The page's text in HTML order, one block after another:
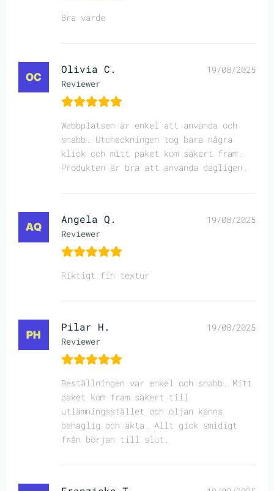
Bra värde
Olivia C.
Reviewer
19/08/2025
Webbplatsen är enkel att använda och
snabb. Utcheckningen tog bara några
klick och mitt paket kom säkert fram.
Produkten är bra att använda dagligen.
Angela Q.
Reviewer
19/08/2025
Riktigt fin textur
Pilar H.
Reviewer
19/08/2025
Beställningen var enkel och snabb. Mitt
paket kom fram säkert till
utlämningsstället och oljan känns
behaglig och äkta. Allt gick smidigt
från början till slut.